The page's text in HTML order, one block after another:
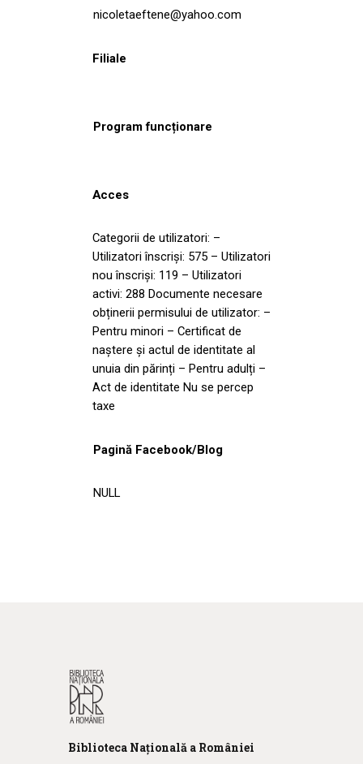
nicoletaeftene@yahoo.com
Filiale
Program funcționare
Acces
Categorii de utilizatori: –
Utilizatori înscriși: 575 – Utilizatori
nou înscriși: 119 – Utilizatori
activi: 288 Documente necesare
obținerii permisului de utilizator: –
Pentru minori – Certificat de
naștere și actul de identitate al
unuia din părinți – Pentru adulți –
Act de identitate Nu se percep
taxe
Pagină Facebook/Blog
NULL
Biblioteca Națională a României